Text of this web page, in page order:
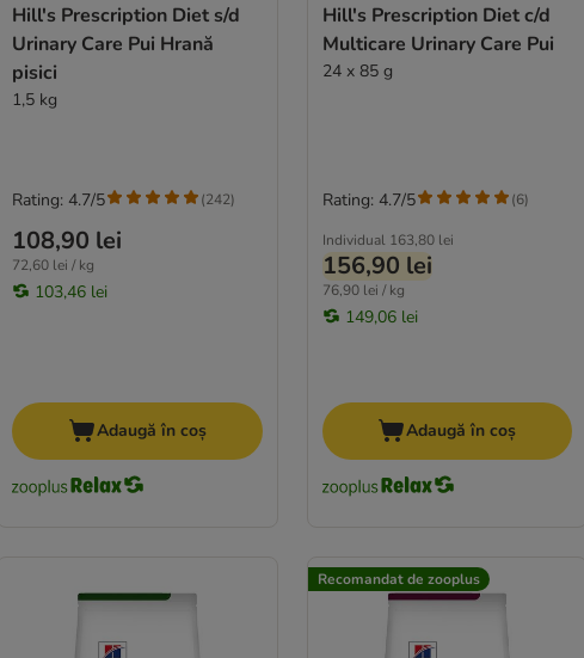
Hill's Prescription Diet s/d
Urinary Care Pui Hrană
pisici
1,5 kg
108,90 lei
72,60 lei / kg
103,46 lei
Rating: 4.7/5 (242)
Adaugă în coș
Hill's Prescription Diet c/d
Multicare Urinary Care Pui
24 x 85 g
Individual 163,80 lei
156,90 lei
76,90 lei / kg
149,06 lei
Rating: 4.7/5 (6)
Adaugă în coș
Recomandat de zooplus